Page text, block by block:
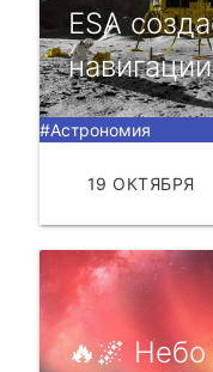
ESA
#Астрономия
19 ОКТЯБРЯ
🔥🌌 Небo